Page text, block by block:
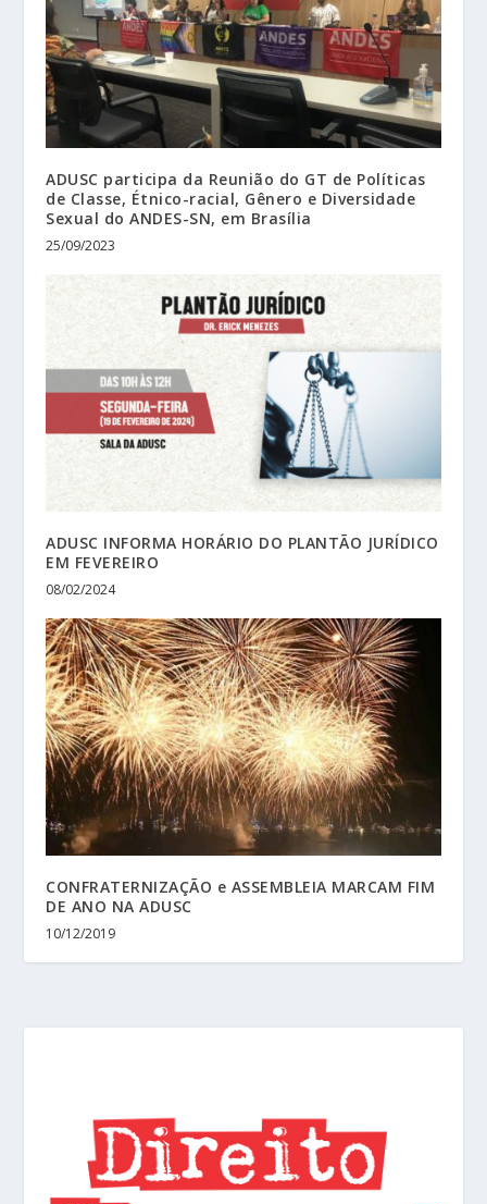
ADUSC participa da Reunião do GT de Políticas
de Classe, Étnico-racial, Gênero e Diversidade
Sexual do ANDES-SN, em Brasília
25/09/2023
ADUSC INFORMA HORÁRIO DO PLANTÃO JURÍDICO
EM FEVEREIRO
08/02/2024
CONFRATERNIZAÇÃO e ASSEMBLEIA MARCAM FIM
DE ANO NA ADUSC
10/12/2019